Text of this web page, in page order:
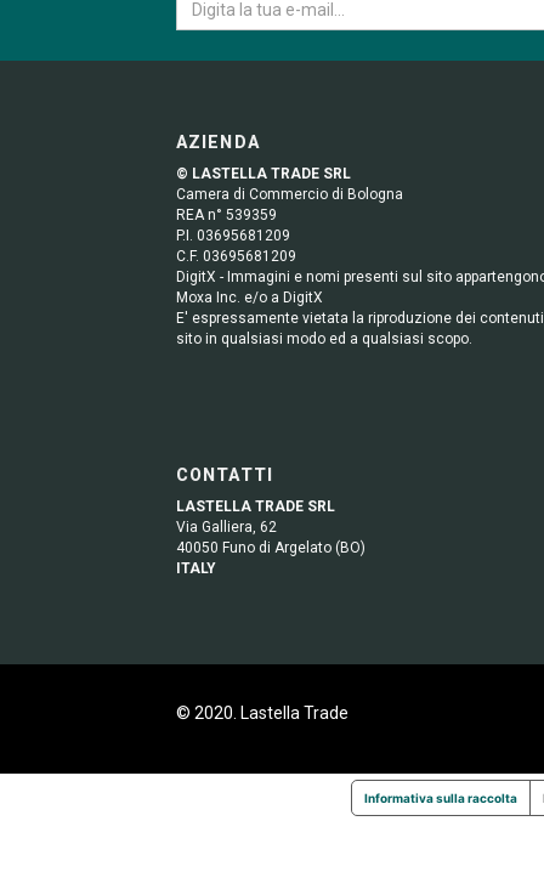
AZIENDA
© LASTELLA TRADE SRL
Camera di Commercio di Bologna
REA n° 539359
P.I. 03695681209
C.F. 03695681209
DigitX - Immagini e nomi presenti sul sito
Moxa Inc. e/o a DigitX
E' espressamente vietata la riproduzione dei
sito in qualsiasi modo ed a qualsiasi scopo.
CONTATTI
LASTELLA TRADE SRL
Via Galliera, 62
40050 Funo di Argelato (BO)
ITALY
© 2020. Lastella Trade
Informativa sulla raccolta